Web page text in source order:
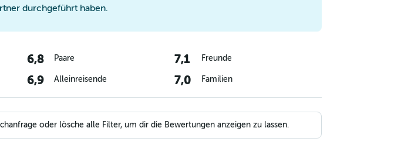
durchgeführt haben.
6,8 Paare 7,1 Freunde
6,9 Alleinreisende 7,0 Familien
oder lösche alle Filter, um dir die Bewertungen anzeigen zu lassen.